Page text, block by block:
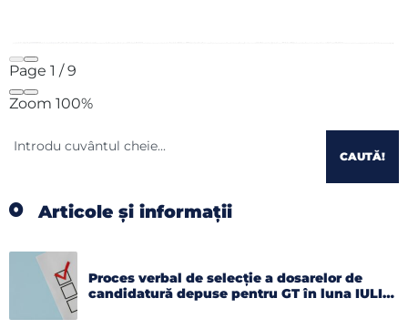
Page 1 /9
Zoom 100%
CAUTĂ!
Articole și informații
Proces verbal de selecție a dosarelor de
candidatură depuse pentru GT în luna IULIE